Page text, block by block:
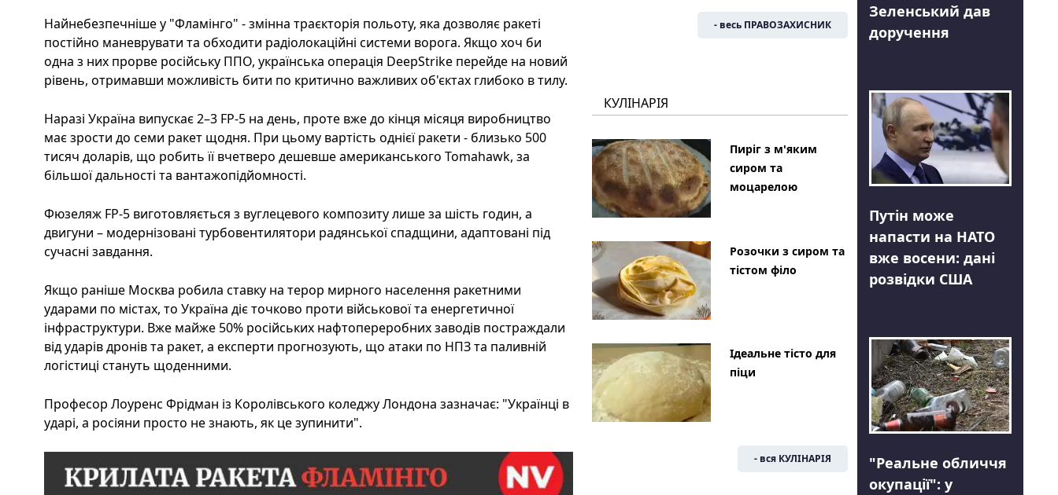
Найнебезпечніше у "Фламінго" - змінна траєкторія польоту, яка дозволяє ракеті
постійно маневрувати та обходити радіолокаційні системи ворога. Якщо хоч би
одна з них прорве російську ППО, українська операція DeepStrike перейде на новий
рівень, отримавши можливість бити по критично важливих об'єктах глибоко в тилу.
Наразі Україна випускає 2–3 FP-5 на день, проте вже до кінця місяця виробництво
має зрости до семи ракет щодня. При цьому вартість однієї ракети - близько 500
тисяч доларів, що робить її вчетверо дешевше американського Tomahawk, за
більшої дальності та вантажопідйомності.
Фюзеляж FP-5 виготовляється з вуглецевого композиту лише за шість годин, а
двигуни – модернізовані турбовентилятори радянської спадщини, адаптовані під
сучасні завдання.
Якщо раніше Москва робила ставку на терор мирного населення ракетними
ударами по містах, то Україна діє точково проти військової та енергетичної
інфраструктури. Вже майже 50% російських нафтопереробних заводів постраждали
від ударів дронів та ракет, а експерти прогнозують, що атаки по НПЗ та паливній
логістиці стануть щоденними.
Професор Лоуренс Фрідман із Королівського коледжу Лондона зазначає: "Українці в
ударі, а росіяни просто не знають, як це зупинити".
- весь ПРАВОЗАХИСНИК
КУЛІНАРІЯ
Пиріг з м'яким
сиром та
моцарелою
Розочки з сиром та
тістом філо
Ідеальне тісто для
піци
- вся КУЛІНАРІЯ
Зеленський дав
доручення
Путін може
напасти на НАТО
вже восени: дані
розвідки США
"Реальне обличчя
окупації": у